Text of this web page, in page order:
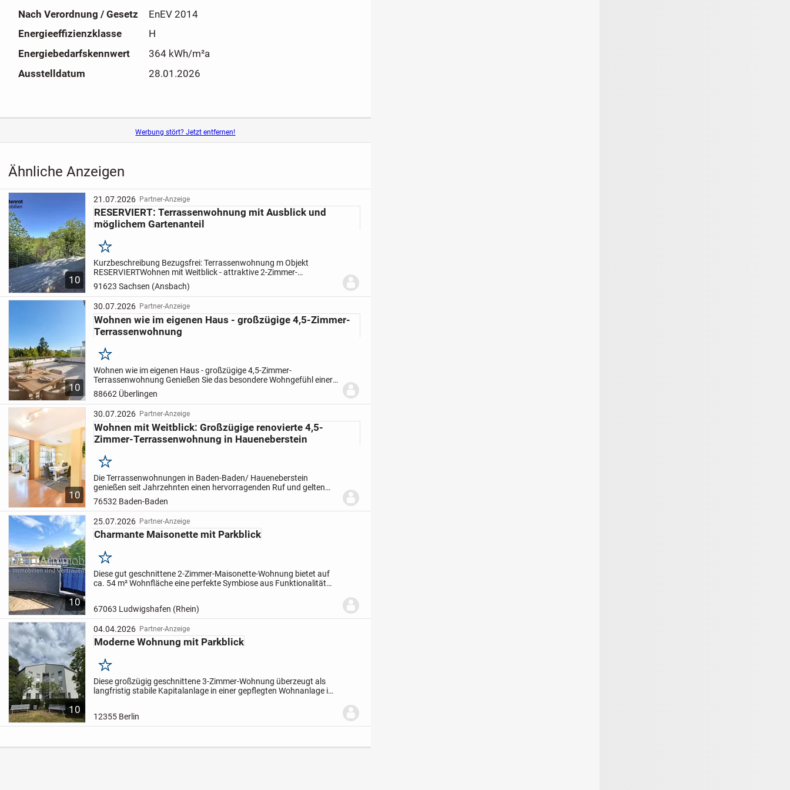
Nach Verordnung / Gesetz
EnEV 2014
Energieeffizienzklasse
H
Energiebedarfskennwert
364 kWh/m²a
Ausstelldatum
28.01.2026
Werbung stört? Jetzt entfernen!
Ähnliche Anzeigen
10
21.07.2026 Partner-Anzeige
RESERVIERT: Terrassenwohnung mit Ausblick und
möglichem Gartenanteil
Merken
Kurzbeschreibung Bezugsfrei: Terrassenwohnung m Objekt
RESERVIERTWohnen mit Weitblick - attraktive 2-Zimmer-
Eigentumswohnung in ruhiger Hanglage
Eigentumswohnung überzeugt durch...
91623 Sachsen (Ansbach)
10
30.07.2026 Partner-Anzeige
Wohnen wie im eigenen Haus - großzügige 4,5-Zimmer-
Terrassenwohnung
Merken
Wohnen wie im eigenen Haus - großzügige 4,5-Zimmer-
TerrassenwohnungGenießen Sie das besondere Wohngefühl einer
Terrassenwohnung, die den Charakter eines Hauses mit den
Vorzügen einer Eigentumswohnu...
88662 Überlingen
10
30.07.2026 Partner-Anzeige
Wohnen mit Weitblick: Großzügige renovierte 4,5-
Zimmer-Terrassenwohnung in Haueneberstein
Merken
Die Terrassenwohnungen in Baden-Baden/ Haueneberstein
genießen seit Jahrzehnten einen hervorragenden Ruf und gelten
nicht ohne Grund als "die clevere Alternative zum Haus".
die Vorzüge...
76532 Baden-Baden
10
25.07.2026 Partner-Anzeige
Charmante Maisonette mit Parkblick
Merken
Diese gut geschnittene 2-Zimmer-Maisonette-Wohnung bietet auf
ca. 54 m² Wohnfläche eine perfekte Symbiose aus Funktionalität
67063 Ludwigshafen (Rhein)
10
04.04.2026 Partner-Anzeige
Moderne Wohnung mit Parkblick
Merken
Diese großzügig geschnittene 3-Zimmer-Wohnung überzeugt als
langfristig stabile Kapitalanlage in einer gepflegten Wohnanlage im
12355 Berlin